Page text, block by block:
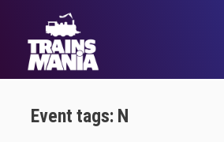
Event tags: N